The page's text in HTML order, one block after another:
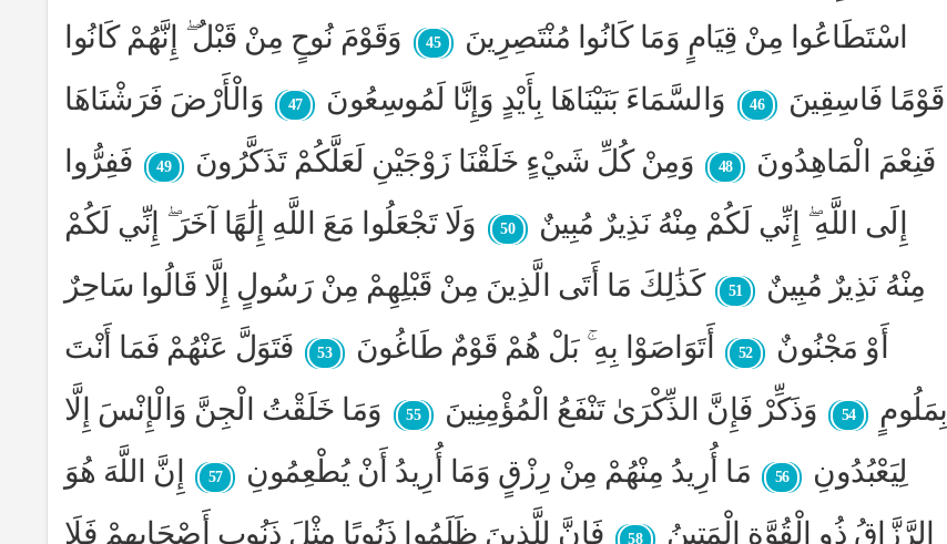
اسْتَطَاعُوا مِنْ قِيَامٍ وَمَا كَانُوا مُنْتَصِرِينَ
45
وَقَوْمَ نُوحٍ مِنْ قَبْلُ ۖ إِنَّهُمْ كَانُوا
قَوْمًا فَاسِقِينَ
46 وَالسَّمَاءَ بَنَيْنَاهَا بِأَيْدٍ وَإِنَّا لَمُوسِعُونَ 47
وَالْأَرْضَ فَرَشْنَاهَا
فَنِعْمَ الْمَاهِدُونَ
48 وَمِنْ كُلِّ شَيْءٍ خَلَقْنَا زَوْجَيْنِ لَعَلَّكُمْ تَذَكَّرُونَ 49
فَفِرُّوا
إِلَى اللَّهِ ۖ إِنِّي لَكُمْ مِنْهُ نَذِيرٌ مُبِينٌ
50
وَلَا تَجْعَلُوا مَعَ اللَّهِ إِلَٰهًا آخَرَ ۖ إِنِّي لَكُمْ
مِنْهُ نَذِيرٌ مُبِينٌ
51
كَذَٰلِكَ مَا أَتَى الَّذِينَ مِنْ قَبْلِهِمْ مِنْ رَسُولٍ إِلَّا قَالُوا سَاحِرٌ
أَوْ مَجْنُونٌ
52 أَتَوَاصَوْا بِهِ ۚ بَلْ هُمْ قَوْمٌ طَاغُونَ 53
فَتَوَلَّ عَنْهُمْ فَمَا أَنْتَ
بِمَلُومٍ
54 وَذَكِّرْ فَإِنَّ الذِّكْرَىٰ تَنْفَعُ الْمُؤْمِنِينَ 55
وَمَا خَلَقْتُ الْجِنَّ وَالْإِنْسَ إِلَّا
لِيَعْبُدُونِ
56 مَا أُرِيدُ مِنْهُمْ مِنْ رِزْقٍ وَمَا أُرِيدُ أَنْ يُطْعِمُونِ 57
إِنَّ اللَّهَ هُوَ
الرَّزَّاقُ ذُو الْقُوَّةِ الْمَتِينُ
58 فَإِنَّ لِلَّذِينَ ظَلَمُوا ذَنُوبًا مِثْلَ ذَنُوبِ أَصْحَابِهِمْ فَلَا